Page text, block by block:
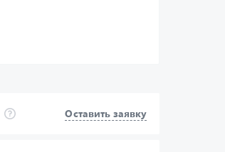
Оставить заявку